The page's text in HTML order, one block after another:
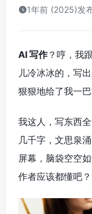
1年前 (2025)发
AI 写作 ？哼，我
儿冷冰冰的，写
狠狠地给了我一
我这人，写东西
几千字，文思泉
屏幕，脑袋空空
作者应该都懂吧？